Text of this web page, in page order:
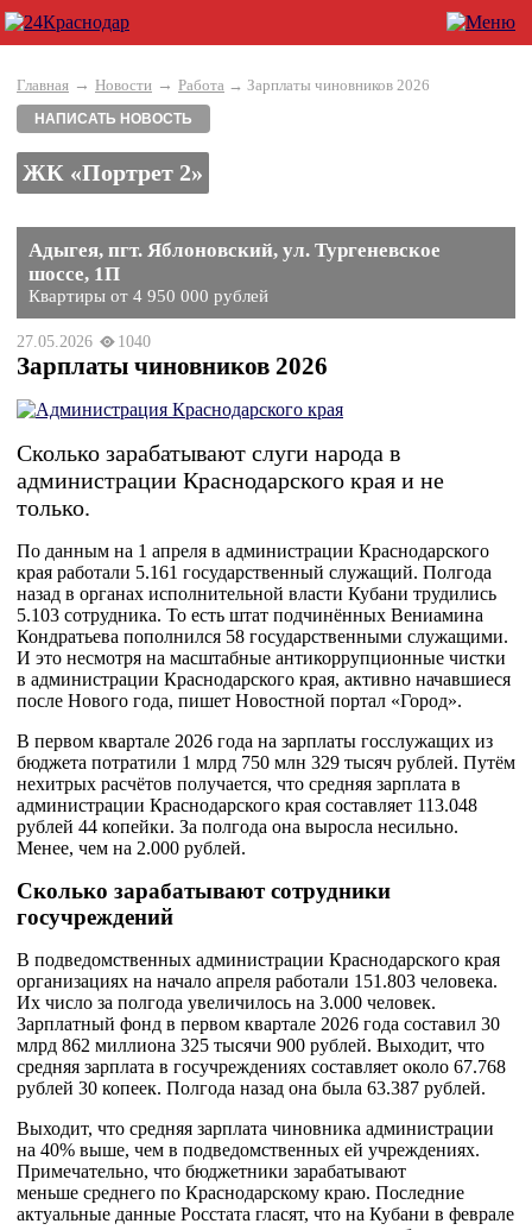
Главная → Новости → Работа → Зарплаты чиновников 2026
НАПИСАТЬ НОВОСТЬ
ЖК «Портрет 2»
Адыгея, пгт. Яблоновский, ул. Тургеневское
шоссе, 1П
Квартиры от 4 950 000 рублей
27.05.2026 1040
Зарплаты чиновников 2026
Сколько зарабатывают слуги народа в
администрации Краснодарского края и не
только.
По данным на 1 апреля в администрации Краснодарского
края работали 5.161 государственный служащий. Полгода
назад в органах исполнительной власти Кубани трудились
5.103 сотрудника. То есть штат подчинённых Вениамина
Кондратьева пополнился 58 государственными служащими.
И это несмотря на масштабные антикоррупционные чистки
в администрации Краснодарского края, активно начавшиеся
после Нового года, пишет Новостной портал «Город».
В первом квартале 2026 года на зарплаты госслужащих из
бюджета потратили 1 млрд 750 млн 329 тысяч рублей. Путём
нехитрых расчётов получается, что средняя зарплата в
администрации Краснодарского края составляет 113.048
рублей 44 копейки. За полгода она выросла несильно.
Менее, чем на 2.000 рублей.
Сколько зарабатывают сотрудники
госучреждений
В подведомственных администрации Краснодарского края
организациях на начало апреля работали 151.803 человека.
Их число за полгода увеличилось на 3.000 человек.
Зарплатный фонд в первом квартале 2026 года составил 30
млрд 862 миллиона 325 тысячи 900 рублей. Выходит, что
средняя зарплата в госучреждениях составляет около 67.768
рублей 30 копеек. Полгода назад она была 63.387 рублей.
Выходит, что средняя зарплата чиновника администрации
на 40% выше, чем в подведомственных ей учреждениях.
Примечательно, что бюджетники зарабатывают
меньше среднего по Краснодарскому краю. Последние
актуальные данные Росстата гласят, что на Кубани в феврале